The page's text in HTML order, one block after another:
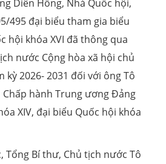
Diên Hồng, Nhà Quốc hội,
495 đại biểu tham gia biểu
hội khóa XVI đã thông qua
nước Cộng hòa xã hội chủ
kỳ 2026- 2031 đối với ông Tô
Chấp hành Trung ương Đảng
XIV, đại biểu Quốc hội khóa
Tổng Bí thư, Chủ tịch nước Tô